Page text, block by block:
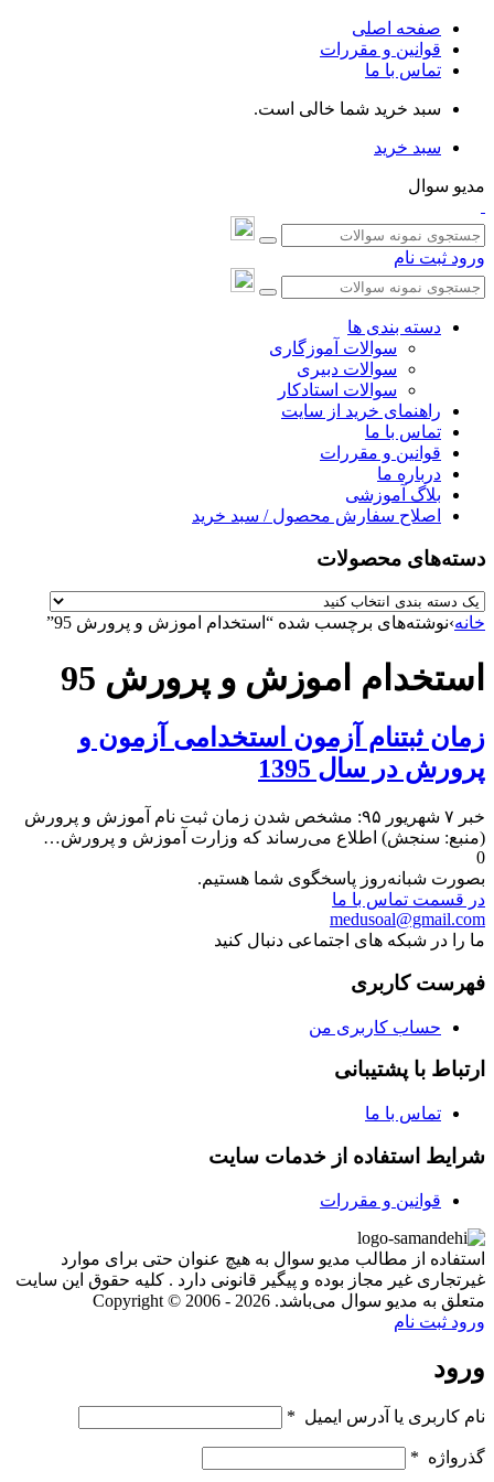
صفحه اصلی
قوانین و مقررات
تماس با ما
سبد خرید شما خالی است.
سبد خرید
مدیو سوال
ورود ثبت نام
دسته بندی ها
سوالات آموزگاری
سوالات دبیری
سوالات استادکار
راهنمای خرید از سایت
تماس با ما
قوانین و مقررات
درباره ما
بلاگ آموزشی
اصلاح سفارش محصول / سبد خرید
دسته‌های محصولات
خانه›نوشته‌های برچسب شده “استخدام اموزش و پرورش 95”
استخدام اموزش و پرورش 95
زمان ثبتنام آزمون استخدامی آزمون و
پرورش در سال 1395
خبر ۷ شهریور ۹۵: مشخص شدن زمان ثبت نام آموزش و پرورش
(منبع: سنجش) اطلاع می‌رساند که وزارت آموزش و پرورش…
0
بصورت شبانه‌روز پاسخگوی شما هستیم.
در قسمت تماس با ما
medusoal@gmail.com
ما را در شبکه های اجتماعی دنبال کنید
فهرست کاربری
حساب کاربری من
ارتباط با پشتیبانی
تماس با ما
شرایط استفاده از خدمات سایت
قوانین و مقررات
استفاده از مطالب مدیو سوال به هیچ عنوان حتی برای موارد
غیرتجاری غیر مجاز بوده و پیگیر قانونی دارد . کلیه حقوق این سایت
متعلق به مدیو سوال می‌باشد. Copyright © 2006 - 2026
ورود ثبت نام
ورود
نام کاربری یا آدرس ایمیل *
گذرواژه *